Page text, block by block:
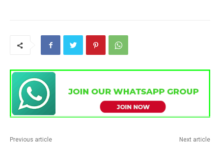
Previous article Next article